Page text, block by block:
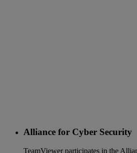
Alliance for Cyber Security
TeamViewer participates in the